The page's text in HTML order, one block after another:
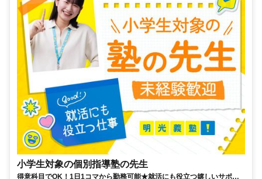
小学生対象の個別指導塾の先生
得意科目でOK！1日1コマから勤務可能★就活にも役立つ嬉しいサポー